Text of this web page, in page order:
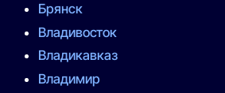
Брянск
Владивосток
Владикавказ
Владимир